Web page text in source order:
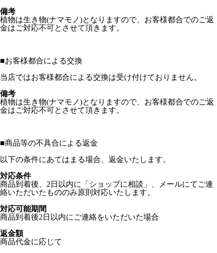
備考
植物は生き物(ナマモノ)となりますので、お客様都合でのご返
金はご対応不可とさせて頂きます。
■お客様都合による交換
当店ではお客様都合による交換は受け付けておりません。
備考
植物は生き物(ナマモノ)となりますので、お客様都合でのご返
金はご対応不可とさせて頂きます。
■商品等の不具合による返金
以下の条件にあてはまる場合、返金いたします。
対応条件
商品到着後、2日以内に「ショップに相談」、メールにてご連
絡いただいたもののみ原則対応いたします。
対応可能期間
商品到着後2日以内にご連絡をいただいた場合
返金額
商品代金に応じて